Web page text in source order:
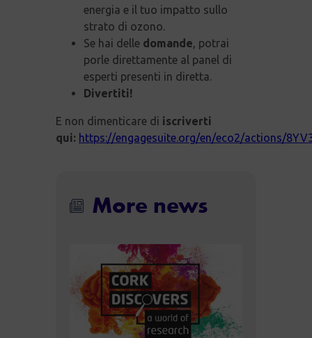
energia e il tuo impatto sullo
strato di ozono.
Se hai delle domande, potrai
porle direttamente al panel di
esperti presenti in diretta.
Divertiti!
E non dimenticare di iscriverti
qui: https://engagesuite.org/en/eco2/actions/
More news